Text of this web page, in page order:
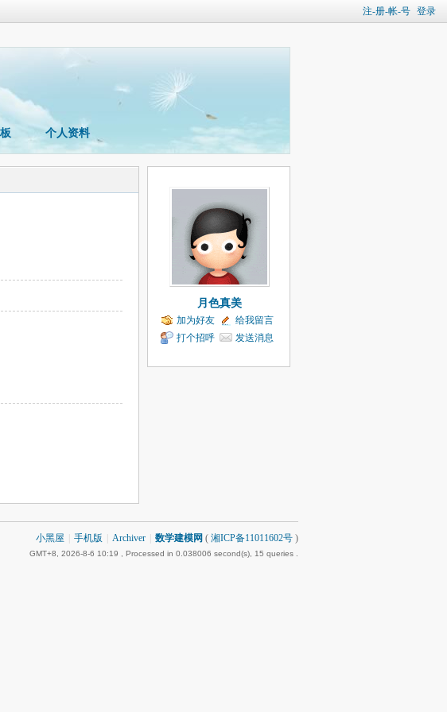
注-册-帐-号 登录
个人资料
月色真美
加为好友
给我留言
打个招呼
发送消息
小黑屋 手机版 Archiver 数学建模网 ( 湘ICP备11011602号 )
GMT+8, 2026-8-6 10:19 , Processed in 0.038006 second(s), 15 queries .